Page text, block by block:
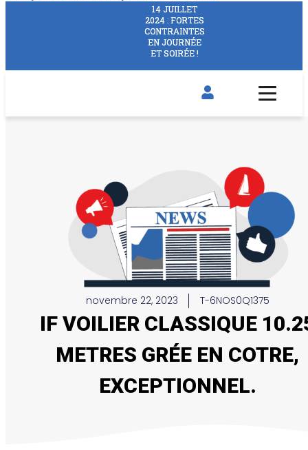
14 JUILLET
2024 : FORTES
CONTRAINTES
EN JOURNÉE
ET SOIRÉE !
14 JUILLET
2024 : FORTES
CONTRAINTES
EN JOURNÉE
ET SOIRÉE !
novembre 22, 2023 T-6NOS0Q1375
IF VOILIER CLASSIQUE
METRES GRÉE EN COTRE,
EXCEPTIONNEL.